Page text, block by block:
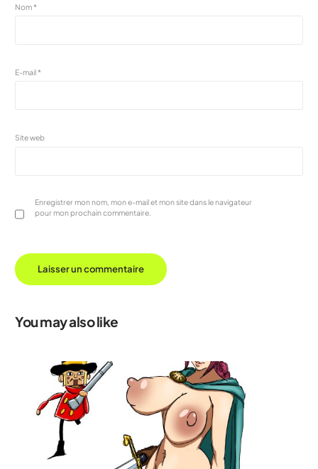
Nom*
E-mail*
Site web
Enregistrer mon nom, mon e-mail et mon site dans le navigateur
pour mon prochain commentaire.
You may also like